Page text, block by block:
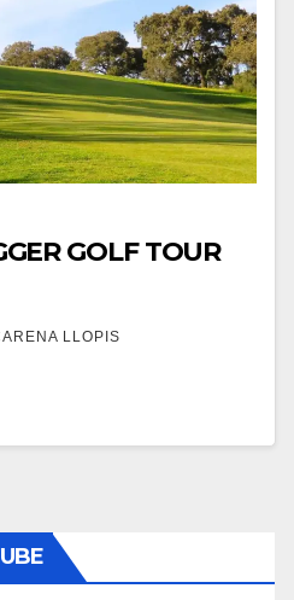
GOLF TOUR
LLOPIS